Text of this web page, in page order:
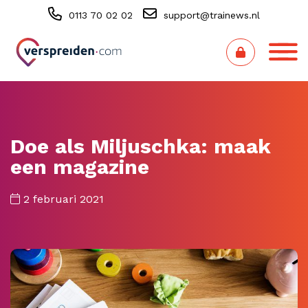
0113 70 02 02 support@trainews.nl
Doe als Miljuschka: maak
een magazine
2 februari 2021